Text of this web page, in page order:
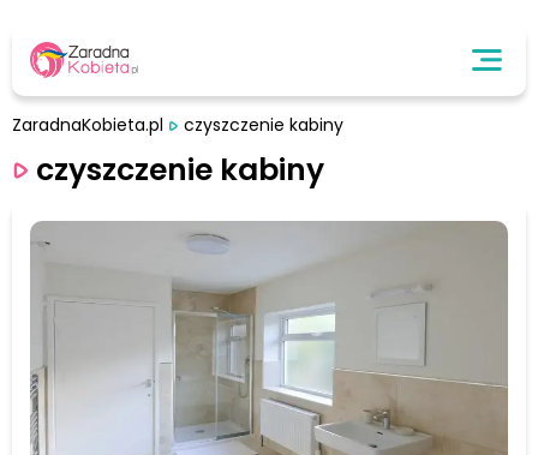
ZaradnaKobieta.pl czyszczenie kabiny
czyszczenie kabiny